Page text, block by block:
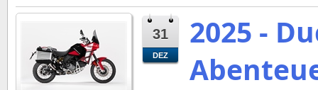
31
DEZ
2025 -